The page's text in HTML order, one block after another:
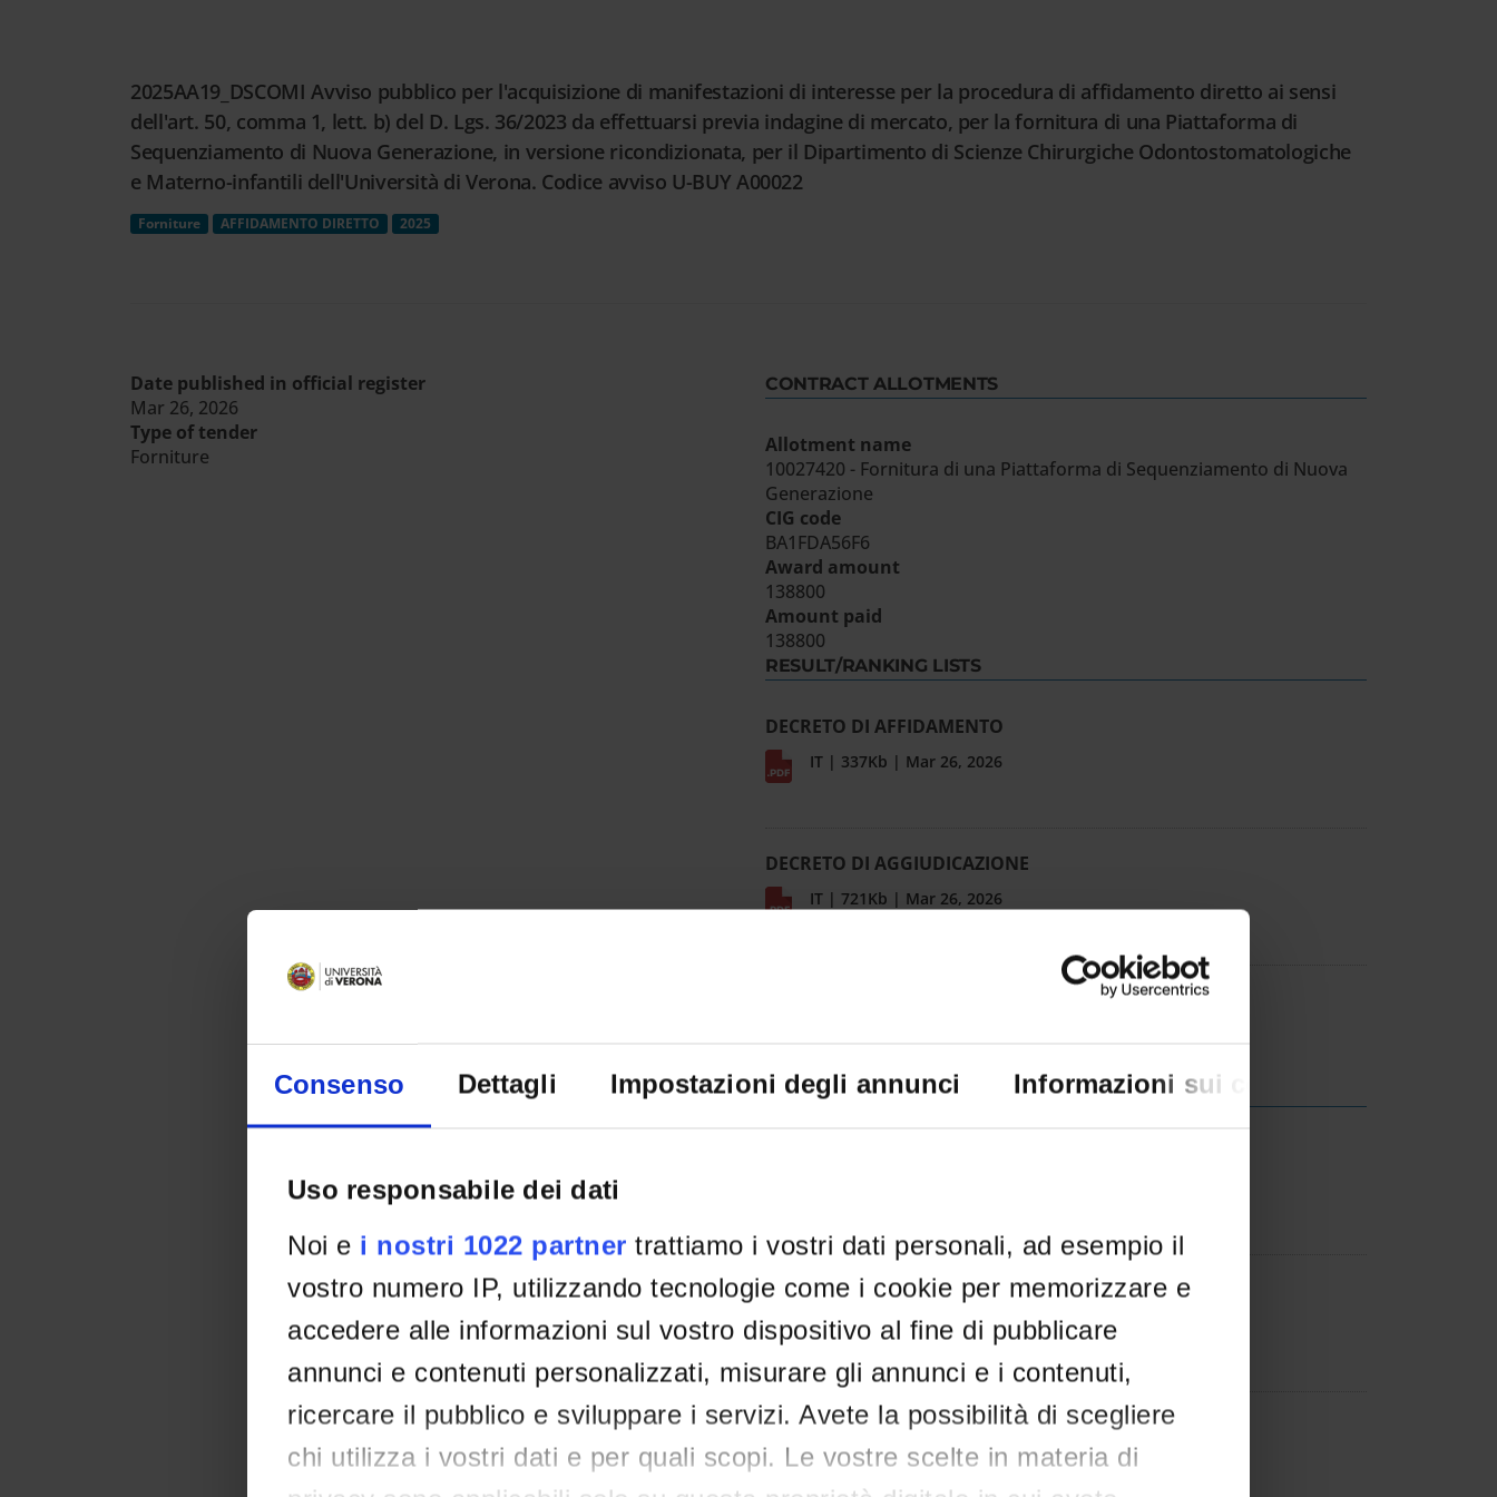
Consenso Dettagli Impostazioni degli annunci Informazioni sui cookie
Uso responsabile dei dati
Noi e i nostri 1022 partner trattiamo i vostri dati personali, ad esempio il
vostro numero IP, utilizzando tecnologie come i cookie per memorizzare e
accedere alle informazioni sul vostro dispositivo al fine di pubblicare
annunci e contenuti personalizzati, misurare gli annunci e i contenuti,
ricercare il pubblico e sviluppare i servizi. Avete la possibilità di scegliere
chi utilizza i vostri dati e per quali scopi. Le vostre scelte in materia di
2025AA19_DSCOMI Avviso pubblico per l'acquisizione di manifestazioni di interesse per la procedura di affidamento diretto ai sensi
dell'art. 50, comma 1, lett. b) del D. Lgs. 36/2023 da effettuarsi previa indagine di mercato, per la fornitura di una Piattaforma di
Sequenziamento di Nuova Generazione, in versione ricondizionata, per il Dipartimento di Scienze Chirurgiche Odontostomatologiche
e Materno-infantili dell'Università di Verona. Codice avviso U-BUY A00022
Forniture AFFIDAMENTO DIRETTO 2025
Date published in official register
Mar 26, 2026
Type of tender
Forniture
CONTRACT ALLOTMENTS
Allotment name
10027420 - Fornitura di una Piattaforma di Sequenziamento di Nuova
Generazione
CIG code
BA1FDA56F6
Award amount
138800
Amount paid
138800
RESULT/RANKING LISTS
DECRETO DI AFFIDAMENTO
IT | 337Kb | Mar 26, 2026
DECRETO DI AGGIUDICAZIONE
IT | 721Kb | Mar 26, 2026
ATTACHMENTS
Allegato A - Modulo Manifestazione di interesse
IT | 116Kb | May 8, 2025
Allegato B - Capitolato tecnico
IT | 64Kb | May 8, 2025